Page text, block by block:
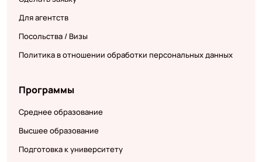
Для агентств
Посольства / Визы
Политика в отношении обработки персональных данных
Программы
Среднее образование
Высшее образование
Подготовка к университету